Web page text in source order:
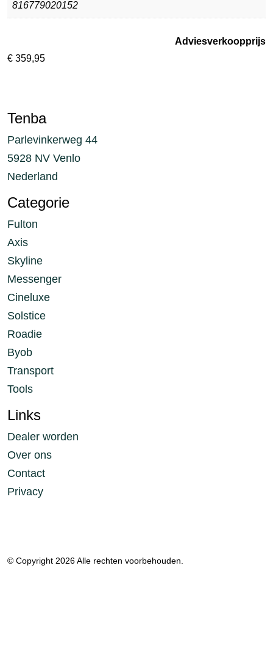
816779020152
Adviesverkoopprijs
€ 359,95
Tenba
Parlevinkerweg 44
5928 NV Venlo
Nederland
Categorie
Fulton
Axis
Skyline
Messenger
Cineluxe
Solstice
Roadie
Byob
Transport
Tools
Links
Dealer worden
Over ons
Contact
Privacy
© Copyright 2026 Alle rechten voorbehouden.